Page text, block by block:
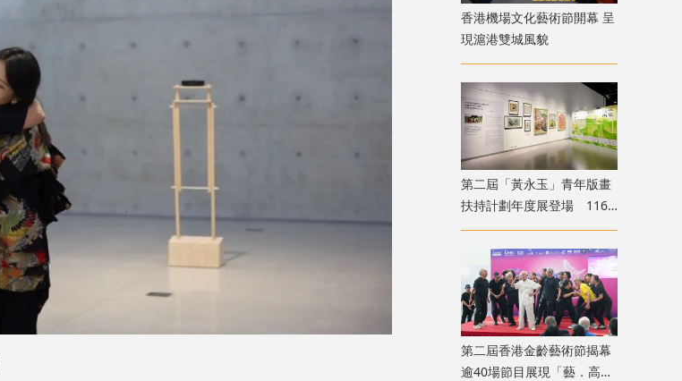
香港機場文化藝術節開幕 呈
現滬港雙城風貌
第二屆「黃永玉」青年版畫
扶持計劃年度展登場 116
位青年創作者共展版畫新貌
第二屆香港金齡藝術節揭幕
逾40場節目展現「藝．高齡